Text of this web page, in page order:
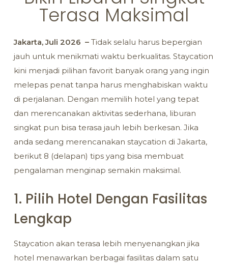
Terasa Maksimal
Jakarta, Juli 2026 – Tidak selalu harus bepergian
jauh untuk menikmati waktu berkualitas. Staycation
kini menjadi pilihan favorit banyak orang yang ingin
melepas penat tanpa harus menghabiskan waktu
di perjalanan. Dengan memilih hotel yang tepat
dan merencanakan aktivitas sederhana, liburan
singkat pun bisa terasa jauh lebih berkesan. Jika
anda sedang merencanakan staycation di Jakarta,
berikut 8 (delapan) tips yang bisa membuat
pengalaman menginap semakin maksimal.
1. Pilih Hotel Dengan Fasilitas
Lengkap
Staycation akan terasa lebih menyenangkan jika
hotel menawarkan berbagai fasilitas dalam satu